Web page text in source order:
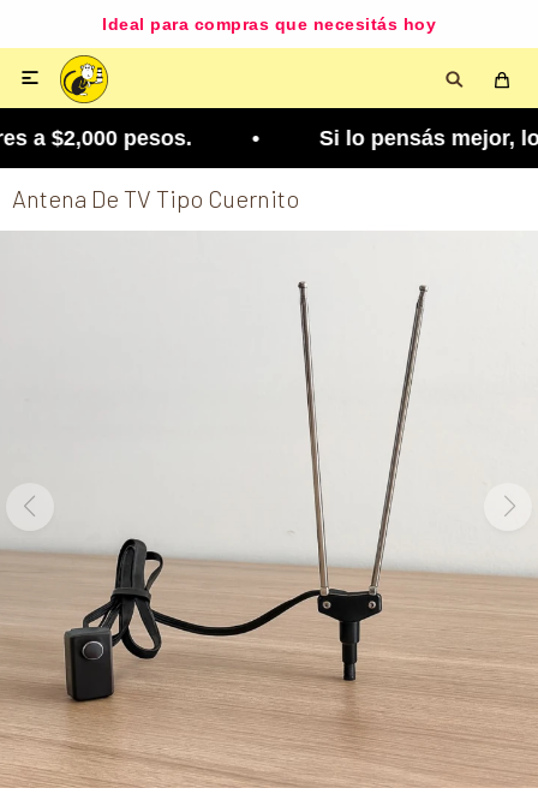
Ideal para compras que necesitás hoy

a $2,000 pesos. • Si lo pensás mejor, lo
Antena De TV Tipo Cuernito